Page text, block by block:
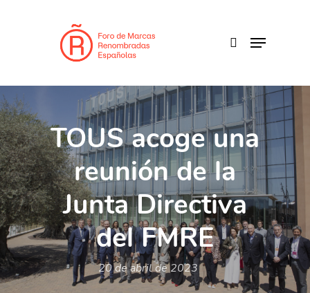
Menu
TOUS acoge una
reunión de la
Junta Directiva
del FMRE
20 de abril de 2023